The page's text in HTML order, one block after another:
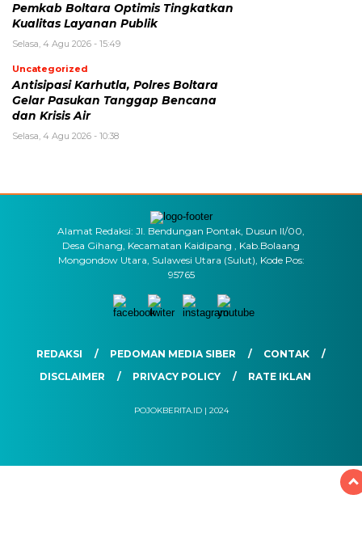
Pemkab Boltara Optimis Tingkatkan
Kualitas Layanan Publik
Selasa, 4 Agu 2026 - 15:49
Uncategorized
Antisipasi Karhutla, Polres Boltara
Gelar Pasukan Tanggap Bencana
dan Krisis Air
Selasa, 4 Agu 2026 - 10:38
Alamat Redaksi: Jl. Bendungan Pontak, Dusun II/00,
Desa Gihang, Kecamatan Kaidipang , Kab.Bolaang
Mongondow Utara, Sulawesi Utara (Sulut), Kode Pos:
95765
REDAKSI PEDOMAN MEDIA SIBER
CONTAK
DISCLAIMER
PRIVACY POLICY RATE IKLAN
POJOKBERITA.ID | 2024